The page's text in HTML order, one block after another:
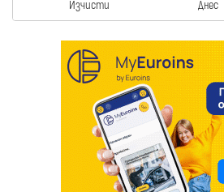
Изчисти Днес